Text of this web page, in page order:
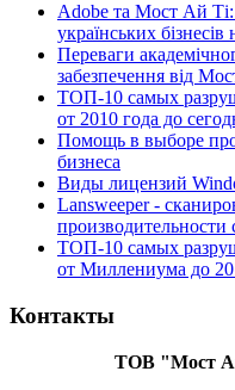
Adobe та Мост Ай Ті:
українських
Переваги
забезпечення від
ТОП-10 самых
от 2010 года до
Помощь в выборе
бизнеса
Виды лицензий
Lansweeper -
ТОП-10 самых
от Миллениума до
Контакты
ТОВ "Мост